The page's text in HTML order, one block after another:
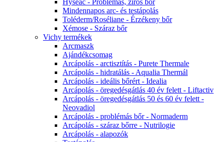
Hyséac - Problémás, zíros bőr
Mindennapos arc- és testápolás
Toléderm/Roséliane - Érzékeny bőr
Xémose - Száraz bőr
Vichy termékek
Arcmaszk
Ajándékcsomag
Arcápolás - arctisztítás - Purete Thermale
Arcápolás - hidratálás - Aqualia Thermál
Arcápolás - ideális bőrért - Idealia
Arcápolás - öregedésgátlás 40 év felett - Liftactiv
Arcápolás - öregedésgátlás 50 és 60 év felett -
Neovadiol
Arcápolás - problémás bőr - Normaderm
Arcápolás - száraz bőrre - Nutrilogie
Arcápolás - alapozók